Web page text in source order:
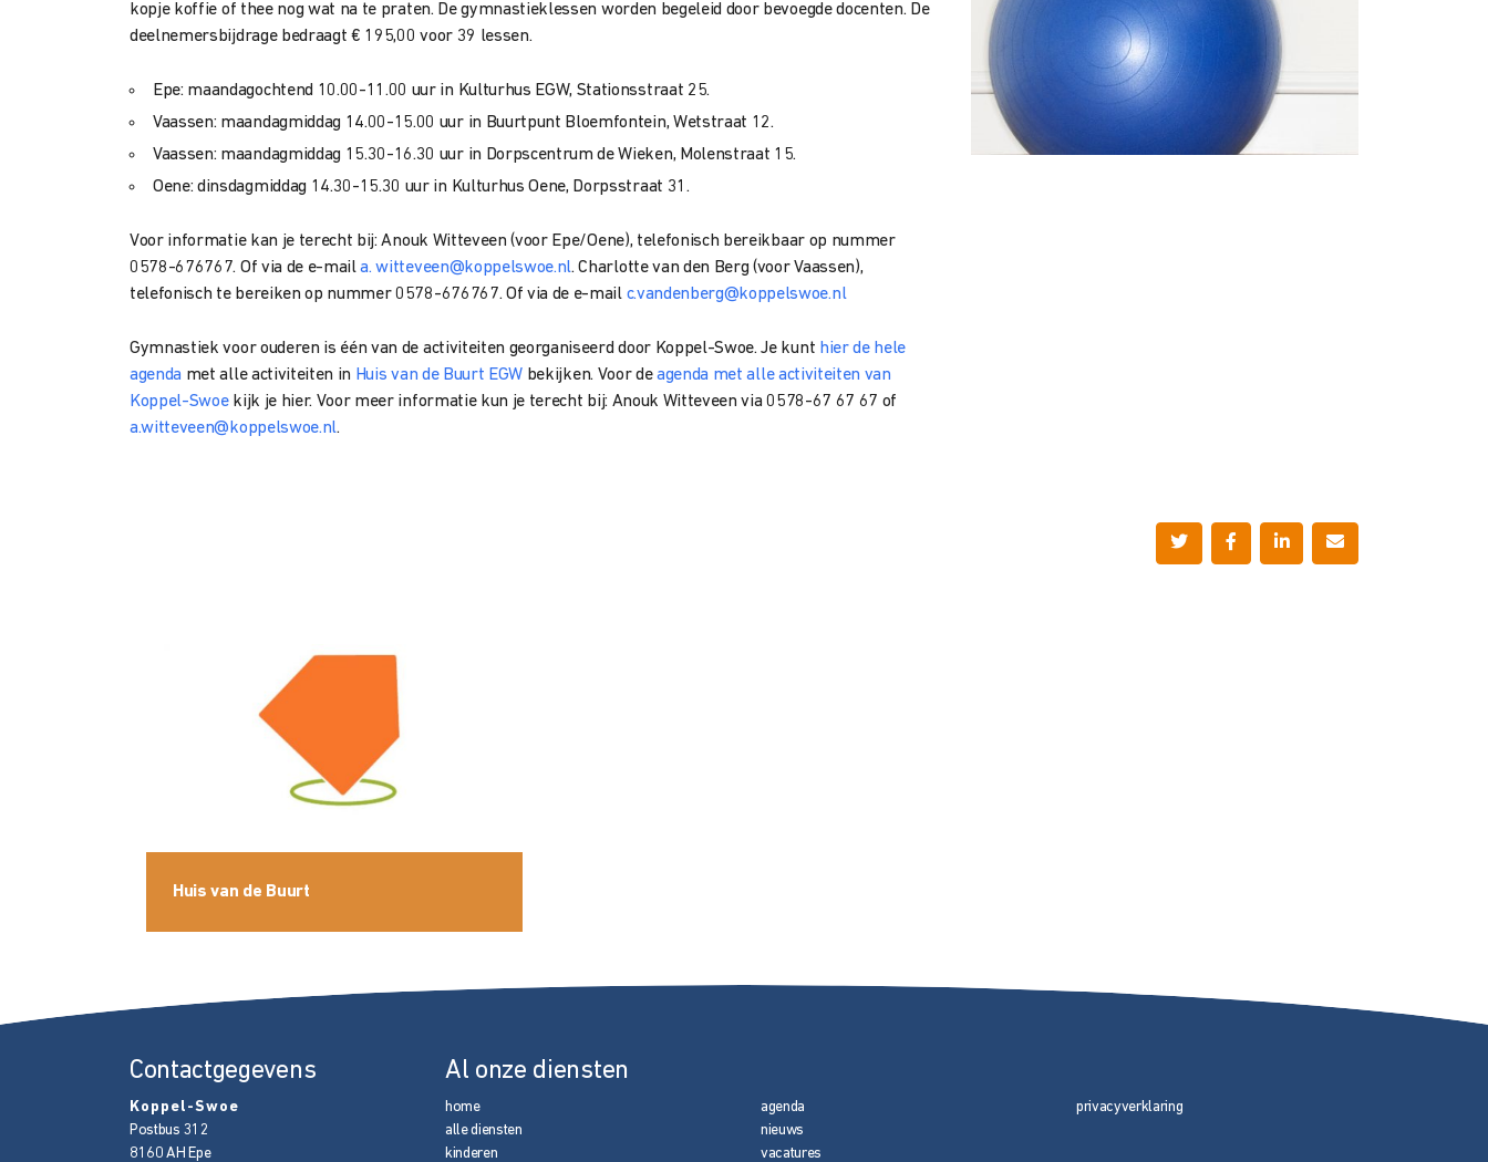
kopje koffie of thee nog wat na te praten. De gymnastieklessen worden begeleid door bevoegde docenten. De
deelnemersbijdrage bedraagt € 195,00 voor 39 lessen.
Epe: maandagochtend 10.00-11.00 uur in Kulturhus EGW, Stationsstraat 25.
Vaassen: maandagmiddag 14.00-15.00 uur in Buurtpunt Bloemfontein, Wetstraat 12.
Vaassen: maandagmiddag 15.30-16.30 uur in Dorpscentrum de Wieken, Molenstraat 15.
Oene: dinsdagmiddag 14.30-15.30 uur in Kulturhus Oene, Dorpsstraat 31.
Voor informatie kan je terecht bij: Anouk Witteveen (voor Epe/Oene), telefonisch bereikbaar op nummer
0578-676767. Of via de e-maila. witteveen@koppelswoe.nl. Charlotte van den Berg (voor Vaassen),
telefonisch te bereiken op nummer 0578-676767. Of via de e-mail c.vandenberg@koppelswoe.nl
Gymnastiek voor ouderen is één van de activiteiten georganiseerd door Koppel-Swoe. Je kunt hier de hele
agenda met alle activiteiten in Huis van de Buurt EGW bekijken. Voor deagenda met alle activiteiten van
Koppel-Swoekijk je hier. Voor meer informatie kun je terecht bij: Anouk Witteveen via 0578-67 67 67 of
a.witteveen@koppelswoe.nl.
Huis van de Buurt
Contactgegevens
Koppel-Swoe
Postbus 312
8160 AH Epe
Al onze diensten
home
alle diensten
kinderen
agenda
nieuws
vacatures
privacyverklaring